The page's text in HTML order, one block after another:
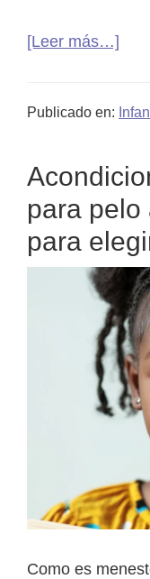
[Leer más…]
pelo
de
los
en
(sin
ni
Publicado en:
para pelo
para
Como es